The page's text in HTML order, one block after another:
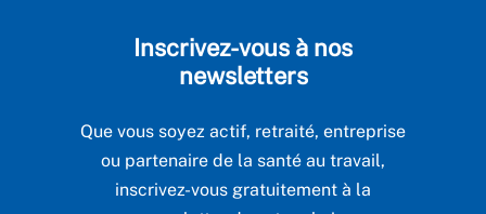
Inscrivez-vous à nos
newsletters
Que vous soyez actif, retraité, entreprise
ou partenaire de la santé au travail,
inscrivez-vous gratuitement à la